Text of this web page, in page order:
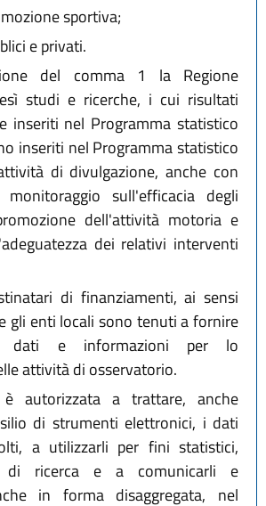
sportiva;
e privati.
del comma 1 la Regione
studi e ricerche, i cui risultati
inseriti nel Programma statistico
inseriti nel Programma statistico
di divulgazione, anche con
sull'efficacia degli
dell'attività motoria e
dei relativi interventi
di finanziamenti, ai sensi
gli enti locali sono tenuti a fornire
dati e informazioni per lo
attività di osservatorio.
autorizzata a trattare, anche
di strumenti elettronici, i dati
a utilizzarli per fini statistici,
di ricerca e a comunicarli e
in forma disaggregata, nel